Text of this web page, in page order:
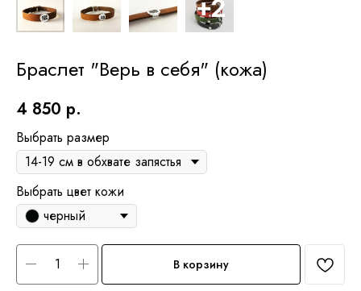
Браслет "Верь в себя" (кожа)
4 850 р.
Выбрать размер
Выбрать цвет кожи
черный
В корзину